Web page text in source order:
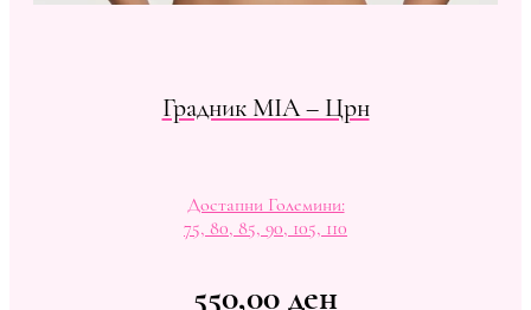
Градник MIA – Црн
Достапни Големини:
75, 80, 85, 90, 105, 110
550,00ден